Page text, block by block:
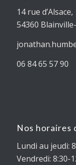
14 rue d’Alsace,
54360
06 84 65 57 90
Nos horaires
Lundi au jeudi:
Vendredi: 8:30-